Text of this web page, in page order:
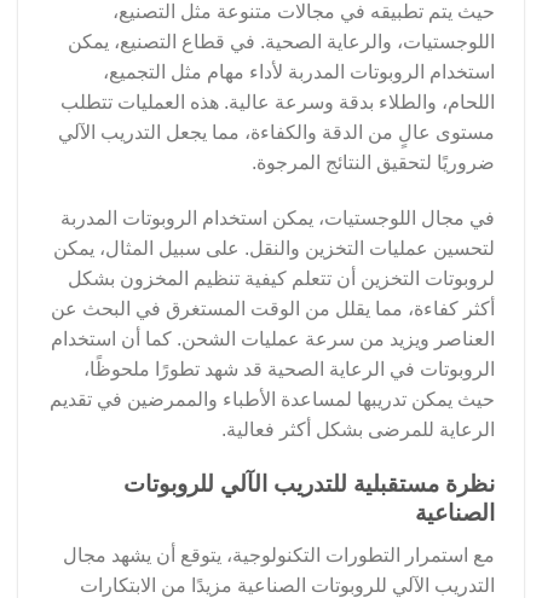
حيث يتم تطبيقه في مجالات متنوعة مثل التصنيع،
اللوجستيات، والرعاية الصحية. في قطاع التصنيع، يمكن
استخدام الروبوتات المدربة لأداء مهام مثل التجميع،
اللحام، والطلاء بدقة وسرعة عالية. هذه العمليات تتطلب
مستوى عالٍ من الدقة والكفاءة، مما يجعل التدريب الآلي
ضروريًا لتحقيق النتائج المرجوة.
في مجال اللوجستيات، يمكن استخدام الروبوتات المدربة
لتحسين عمليات التخزين والنقل. على سبيل المثال، يمكن
لروبوتات التخزين أن تتعلم كيفية تنظيم المخزون بشكل
أكثر كفاءة، مما يقلل من الوقت المستغرق في البحث عن
العناصر ويزيد من سرعة عمليات الشحن. كما أن استخدام
الروبوتات في الرعاية الصحية قد شهد تطورًا ملحوظًا،
حيث يمكن تدريبها لمساعدة الأطباء والممرضين في تقديم
الرعاية للمرضى بشكل أكثر فعالية.
نظرة مستقبلية للتدريب الآلي للروبوتات
الصناعية
مع استمرار التطورات التكنولوجية، يتوقع أن يشهد مجال
التدريب الآلي للروبوتات الصناعية مزيدًا من الابتكارات